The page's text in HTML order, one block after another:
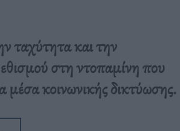
ταχύτητα και την
στη ντοπαμίνη που
μέσα κοινωνικής δικτύωσης.